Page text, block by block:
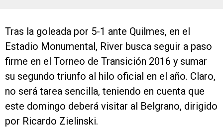
Tras la goleada por 5-1 ante Quilmes, en el
Estadio Monumental, River busca seguir a paso
firme en el Torneo de Transición 2016 y sumar
su segundo triunfo al hilo oficial en el año. Claro,
no será tarea sencilla, teniendo en cuenta que
este domingo deberá visitar al Belgrano, dirigido
por Ricardo Zielinski.